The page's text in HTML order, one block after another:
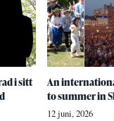
i sitt
An
to summer in
12 juni, 2026